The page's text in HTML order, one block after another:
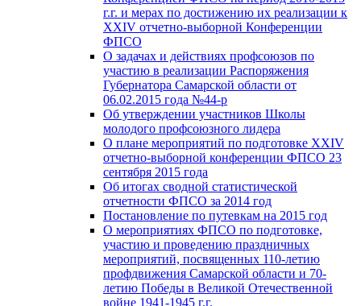
г.г. и мерах по достижению их реализации к
XXIV отчетно-выборной Конференции
ФПСО
О задачах и действиях профсоюзов по
участию в реализации Распоряжения
Губернатора Самарской области от
06.02.2015 года №44-р
Об утверждении участников Школы
молодого профсоюзного лидера
О плане мероприятий по подготовке XXIV
отчетно-выборной конференции ФПСО 23
сентября 2015 года
Об итогах сводной статистической
отчетности ФПСО за 2014 год
Постановление по путевкам на 2015 год
О мероприятиях ФПСО по подготовке,
участию и проведению праздничных
мероприятий, посвященных 110-летию
профдвижения Самарской области и 70-
летию Победы в Великой Отечественной
войне 1941-1945 г.г.